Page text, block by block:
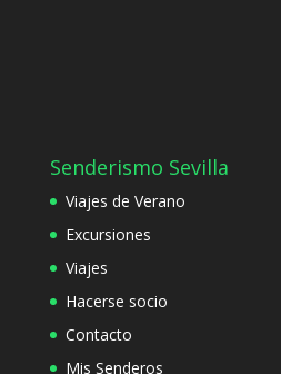
Senderismo Sevilla
Viajes de Verano
Excursiones
Viajes
Hacerse socio
Contacto
Mis Senderos